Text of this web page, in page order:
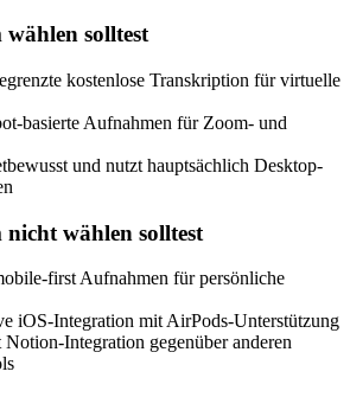
solltest
kostenlose Transkription für virtuelle
basierte Aufnahmen für Zoom- und
und nutzt hauptsächlich Desktop-
wählen solltest
first Aufnahmen für persönliche
iOS-Integration mit AirPods-Unterstützung
Integration gegenüber anderen